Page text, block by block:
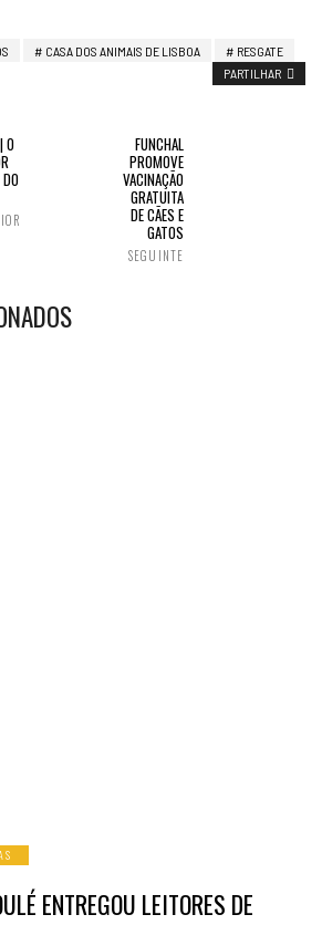
CASA DOS ANIMAIS DE LISBOA
RESGATE
PARTILHAR
O
FUNCHAL
PROMOVE
VACINAÇÃO
GRATUITA
DE CÃES E
GATOS
SEGUINTE
ENTREGOU LEITORES DE